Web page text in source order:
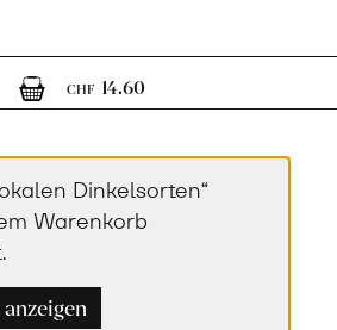
CHF 14.601 Artikel im
Dinkelsorten“
Warenkorb